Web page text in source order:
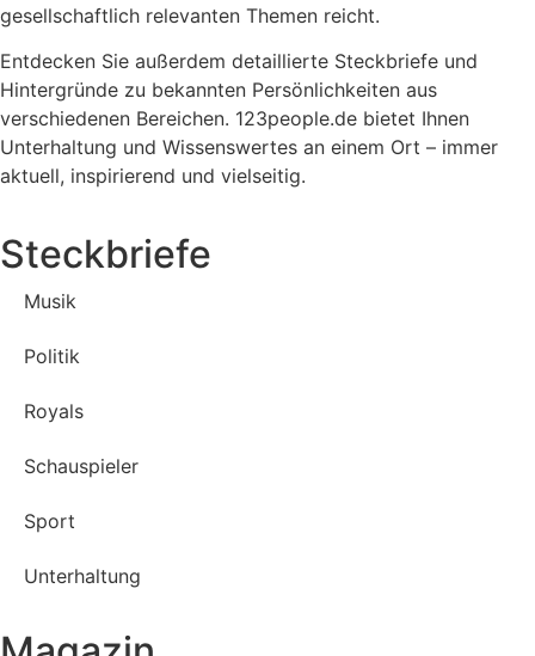
gesellschaftlich relevanten Themen reicht.
Entdecken Sie außerdem detaillierte Steckbriefe und
Hintergründe zu bekannten Persönlichkeiten aus
verschiedenen Bereichen. 123people.de bietet Ihnen
Unterhaltung und Wissenswertes an einem Ort – immer
aktuell, inspirierend und vielseitig.
Steckbriefe
Musik
Politik
Royals
Schauspieler
Sport
Unterhaltung